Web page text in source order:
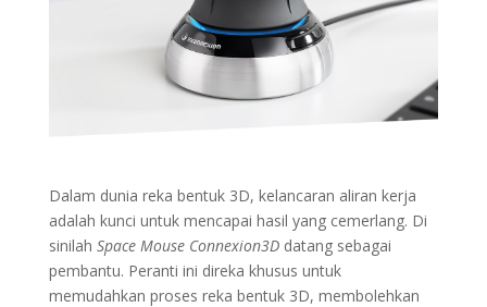
Dalam dunia reka bentuk 3D, kelancaran aliran kerja
adalah kunci untuk mencapai hasil yang cemerlang. Di
sinilah Space Mouse Connexion3Ddatang sebagai
pembantu. Peranti ini direka khusus untuk
memudahkan proses reka bentuk 3D, membolehkan